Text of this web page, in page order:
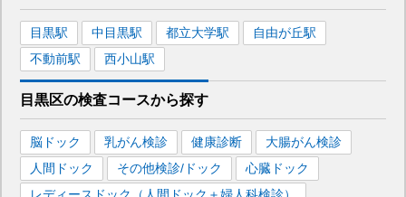
目黒駅 中目黒駅 都立大学駅 自由が丘駅
不動前駅 西小山駅
目黒区の検査コースから探す
脳ドック 乳がん検診 健康診断
大腸がん検診
人間ドック
その他検診/ドック
心臓ドック